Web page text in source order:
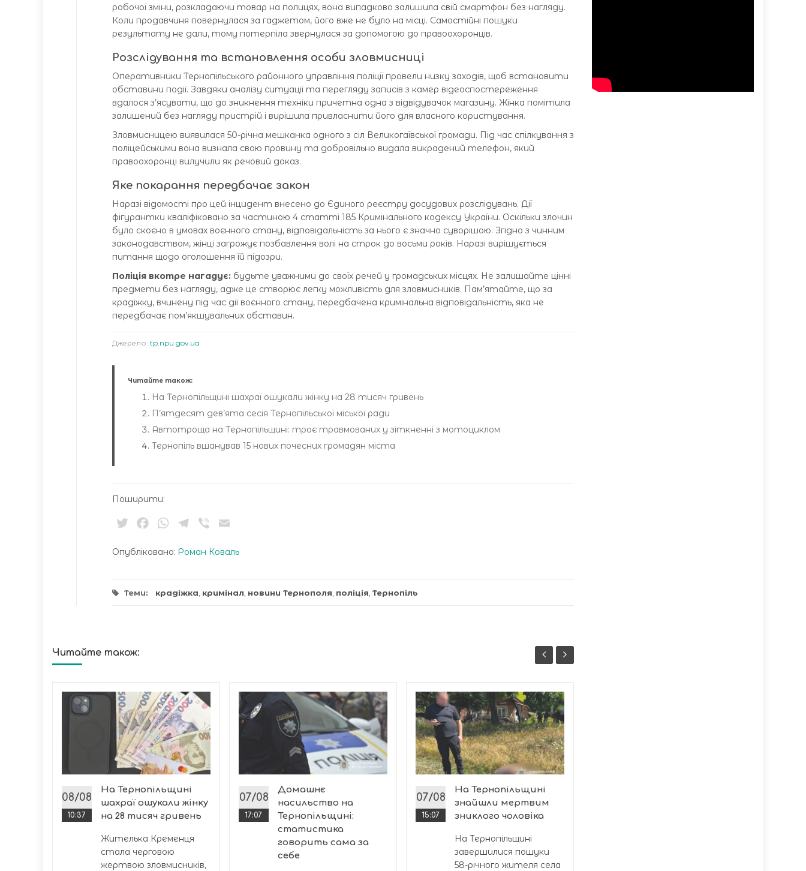
робочої зміни, розкладаючи товар на полицях, вона випадково залишила свій смартфон без нагляду.
Коли продавчиня повернулася за гаджетом, його вже не було на місці. Самостійні пошуки
результату не дали, тому потерпіла звернулася за допомогою до правоохоронців.
Розслідування та встановлення особи зловмисниці
Оперативники Тернопільського районного управління поліції провели низку заходів, щоб встановити
обставини події. Завдяки аналізу ситуації та перегляду записів з камер відеоспостереження
вдалося з’ясувати, що до зникнення техніки причетна одна з відвідувачок магазину. Жінка помітила
залишений без нагляду пристрій і вирішила привласнити його для власного користування.
Зловмисницею виявилася 50-річна мешканка одного з сіл Великогаївської громади. Під час спілкування з
поліцейськими вона визнала свою провину та добровільно видала викрадений телефон, який
правоохоронці вилучили як речовий доказ.
Яке покарання передбачає закон
Наразі відомості про цей інцидент внесено до Єдиного реєстру досудових розслідувань. Дії
фігурантки кваліфіковано за частиною 4 статті 185 Кримінального кодексу України. Оскільки злочин
було скоєно в умовах воєнного стану, відповідальність за нього є значно суворішою. Згідно з чинним
законодавством, жінці загрожує позбавлення волі на строк до восьми років. Наразі вирішується
питання щодо оголошення їй підозри.
Поліція вкотре нагадує: будьте уважними до своїх речей у громадських місцях. Не залишайте цінні
предмети без нагляду, адже це створює легку можливість для зловмисників. Пам’ятайте, що за
крадіжку, вчинену під час дії воєнного стану, передбачена кримінальна відповідальність, яка не
передбачає пом’якшувальних обставин.
Джерело: tp.npu.gov.ua
Читайте також:
На Тернопільщині шахраї ошукали жінку на 28 тисяч гривень
П’ятдесят дев’ята сесія Тернопільської міської ради
Автотроща на Тернопільщині: троє травмованих у зіткненні з мотоциклом
Тернопіль вшанував 15 нових почесних громадян міста
Поширити:
TwitterFacebookWhatsApp
Telegram
Viber
Опубліковано: Роман Коваль
Теми: крадіжка кримінал новини Тернополя поліція Тернопіль
Читайте також:
08/08
10:37
На Тернопільщині
шахраї ошукали жінку
на 28 тисяч гривень
Жителька Кременця
стала черговою
жертвою зловмисників,
07/08
17:07
Домашнє
насильство на
Тернопільщині:
статистика
говорить сама за
себе
07/08
15:07
На Тернопільщині
знайшли мертвим
зниклого чоловіка
На Тернопільщині
завершилися пошуки
58-річного жителя села